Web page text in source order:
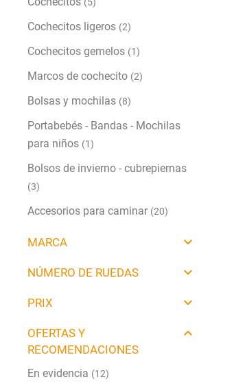
Cochecitos ligeros (2)
Cochecitos gemelos (1)
Marcos de cochecito (2)
Bolsas y mochilas (8)
Portabebés - Bandas - Mochilas
para niños (1)
Bolsos de invierno - cubrepiernas
(3)
Accesorios para caminar (20)
MARCA
NÚMERO DE RUEDAS
PRIX
OFERTAS Y
RECOMENDACIONES
En evidencia (12)